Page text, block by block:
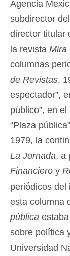
Agencia
subdirector
director titular
la revista Mira
columnas
de Revistas,
espectador”,
público”, en
“Plaza
1979, la
La Jornada, a
Financiero y
periódicos del
esta columna
pública
sobre política
Universidad